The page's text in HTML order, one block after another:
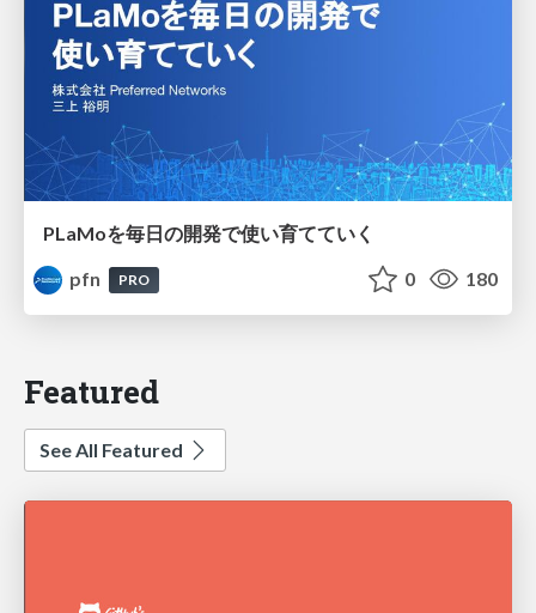
PLaMoを毎日の開発で使い育てていく
pfn
PRO 0 180
Featured
See All Featured